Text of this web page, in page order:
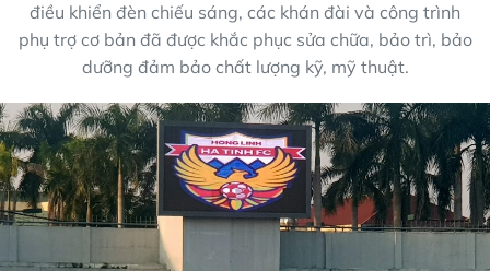
điều khiển đèn chiếu sáng, các khán đài và công trình
phụ trợ cơ bản đã được khắc phục sửa chữa, bảo trì, bảo
dưỡng đảm bảo chất lượng kỹ, mỹ thuật.